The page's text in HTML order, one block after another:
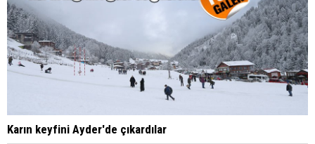
Karın keyfini Ayder'de çıkardılar